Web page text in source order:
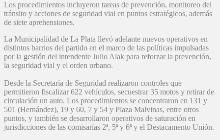
Los procedimientos incluyeron tareas de prevención, monitoreo del
tránsito y acciones de seguridad vial en puntos estratégicos, además
de siete aprehensiones.
La Municipalidad de La Plata llevó adelante nuevos operativos en
distintos barrios del partido en el marco de las políticas impulsadas
por la gestión del intendente Julio Alak para reforzar la prevención,
la seguridad vial y el orden urbano.
Desde la Secretaría de Seguridad realizaron controles que
permitieron fiscalizar 622 vehículos, secuestrar 35 motos y retirar de
circulación un auto. Los procedimientos se concentraron en 131 y
501 (Hernández), 19 y 60, 7 y 54 y Plaza Malvinas, entre otros
puntos, y también se desarrollaron operativos de saturación en
jurisdicciones de las comisarías 2ª, 5ª y 6ª y el Destacamento Unión.